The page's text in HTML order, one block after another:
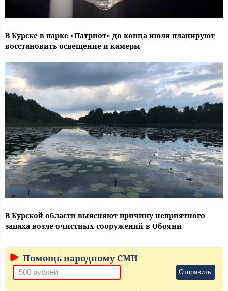
В Курске в парке «Патриот» до конца июля планируют
восстановить освещение и камеры
В Курской области выясняют причину неприятного
запаха возле очистных сооружений в Обояни
Помощь народному СМИ
Отправить